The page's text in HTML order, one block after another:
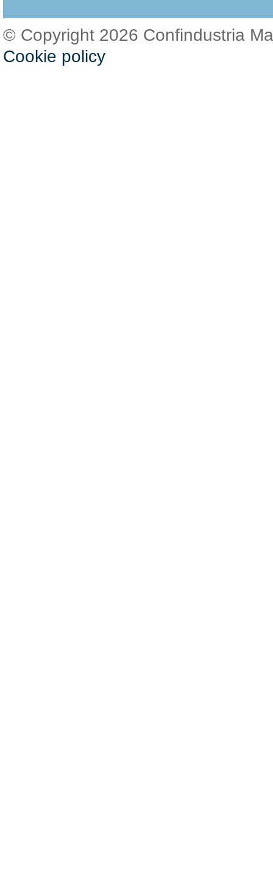
© Copyright 2026 Confindustria
Cookie policy